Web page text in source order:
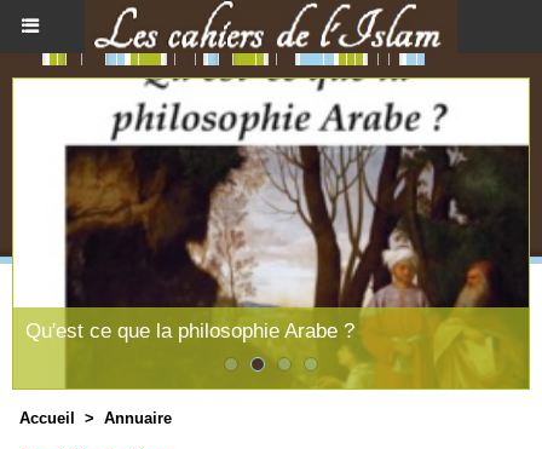
Qu'est ce que la philosophie Arabe ?
Accueil > Annuaire